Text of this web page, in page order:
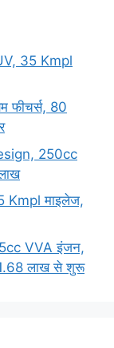
35 Kmpl
फीचर्स, 80
250cc
Kmpl माइलेज,
VVA इंजन,
लाख से शुरू